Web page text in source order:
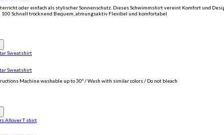
oder einfach als stylischer Sonnenschutz. Dieses Schwimmshirt vereint Komfort und
100 Schnell trocknend Bequem, atmungsaktiv Flexibel und komfortabel
Sweatshirt
Sweatshirt
Machine washable up to 30º / Wash with similar colors / Do not bleach
Allover T shirt